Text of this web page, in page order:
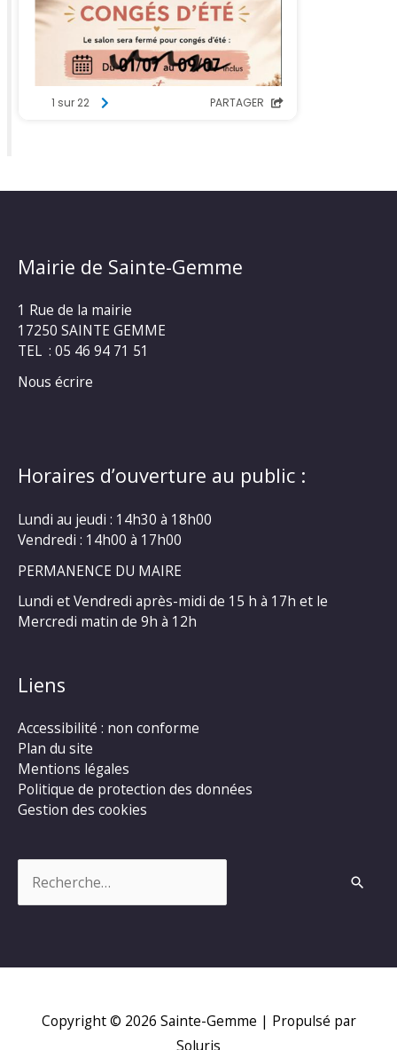
Mairie de Sainte-Gemme
1 Rue de la mairie
17250 SAINTE GEMME
TEL : 05 46 94 71 51
Nous écrire
Horaires d’ouverture au public :
Lundi au jeudi : 14h30 à 18h00
Vendredi : 14h00 à 17h00
PERMANENCE DU MAIRE
Lundi et Vendredi après-midi de 15 h à 17h et le
Mercredi matin de 9h à 12h
Liens
Accessibilité : non conforme
Plan du site
Mentions légales
Politique de protection des données
Gestion des cookies
Copyright © 2026 Sainte-Gemme | Propulsé par
Soluris